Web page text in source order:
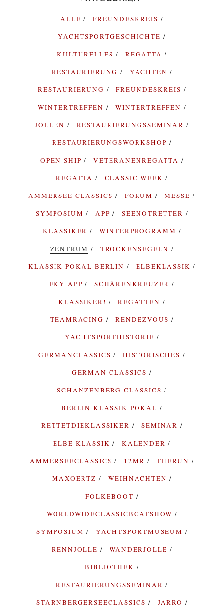
ALLE
FREUNDESKREIS
YACHTSPORTGESCHICHTE
KULTURELLES
REGATTA
RESTAURIERUNG
YACHTEN
RESTAURIERUNG
FREUNDESKREIS
WINTERTREFFEN
WINTERTREFFEN
JOLLEN
RESTAURIERUNGSSEMINAR
RESTAURIERUNGSWORKSHOP
OPEN SHIP
VETERANENREGATTA
REGATTA
CLASSIC WEEK
AMMERSEE CLASSICS
FORUM
MESSE
SYMPOSIUM
APP
SEENOTRETTER
KLASSIKER
WINTERPROGRAMM
ZENTRUM
TROCKENSEGELN
KLASSIK POKAL BERLIN
ELBEKLASSIK
FKY APP
SCHÄRENKREUZER
KLASSIKER!
REGATTEN
TEAMRACING
RENDEZVOUS
YACHTSPORTHISTORIE
GERMANCLASSICS
HISTORISCHES
GERMAN CLASSICS
SCHANZENBERG CLASSICS
BERLIN KLASSIK POKAL
RETTETDIEKLASSIKER
SEMINAR
ELBE KLASSIK
KALENDER
AMMERSEECLASSICS
12MR
THERUN
MAXOERTZ
WEIHNACHTEN
FOLKEBOOT
WORLDWIDECLASSICBOATSHOW
SYMPOSIUM
YACHTSPORTMUSEUM
RENNJOLLE
WANDERJOLLE
BIBLIOTHEK
RESTAURIERUNGSSEMINAR
STARNBERGERSEECLASSICS
JARRO